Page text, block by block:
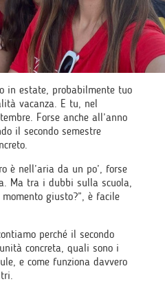
in estate, probabilmente tuo
vacanza. E tu, nel
Forse anche all’anno
il secondo semestre
è nell’aria da un po’, forse
Ma tra i dubbi sulla scuola,
giusto?”, è facile
perché il secondo
concreta, quali sono i
e come funziona davvero